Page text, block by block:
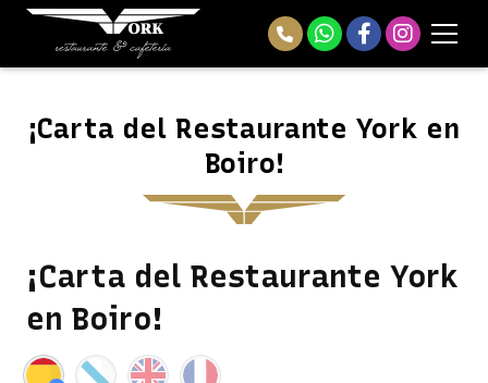
¡Carta del Restaurante York en
Boiro!
¡Carta del Restaurante York
en Boiro!